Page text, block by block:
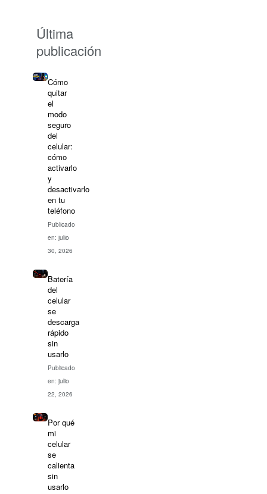
Última
publicación
Cómo
quitar
el
modo
seguro
del
celular:
cómo
activarlo
y
desactivarlo
en tu
teléfono
Publicado
en: julio
30, 2026
Batería
del
celular
se
descarga
rápido
sin
usarlo
Publicado
en: julio
22, 2026
Por qué
mi
celular
se
calienta
sin
usarlo